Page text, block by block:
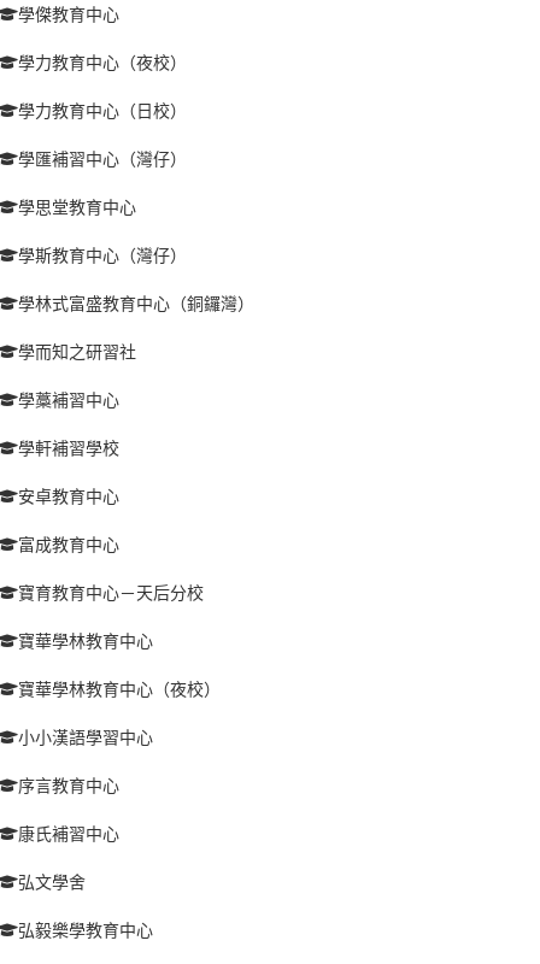
學傑教育中心
學力教育中心（夜校）
學力教育中心（日校）
學匯補習中心（灣仔）
學思堂教育中心
學斯教育中心（灣仔）
學林式富盛教育中心（銅鑼灣）
學而知之研習社
學藁補習中心
學軒補習學校
安卓教育中心
富成教育中心
寶育教育中心－天后分校
寶華學林教育中心
寶華學林教育中心（夜校）
小小漢語學習中心
序言教育中心
康氏補習中心
弘文學舍
弘毅樂學教育中心